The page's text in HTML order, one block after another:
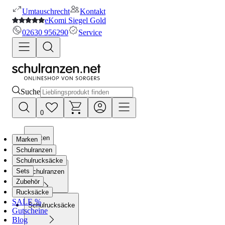
Umtauschrecht
Kontakt
eKomi Siegel Gold
02630 956290
Service
Suche
0
Marken
Schulranzen
Schulrucksäcke
Marken
Schulranzen
Schulrucksäcke
Sets
Zubehör
Rucksäcke
SALE %
Gutscheine
Blog